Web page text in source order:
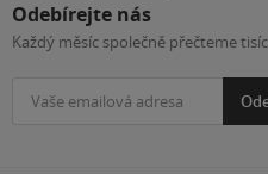
Odebírejte nás
Každý měsíc společně přečteme